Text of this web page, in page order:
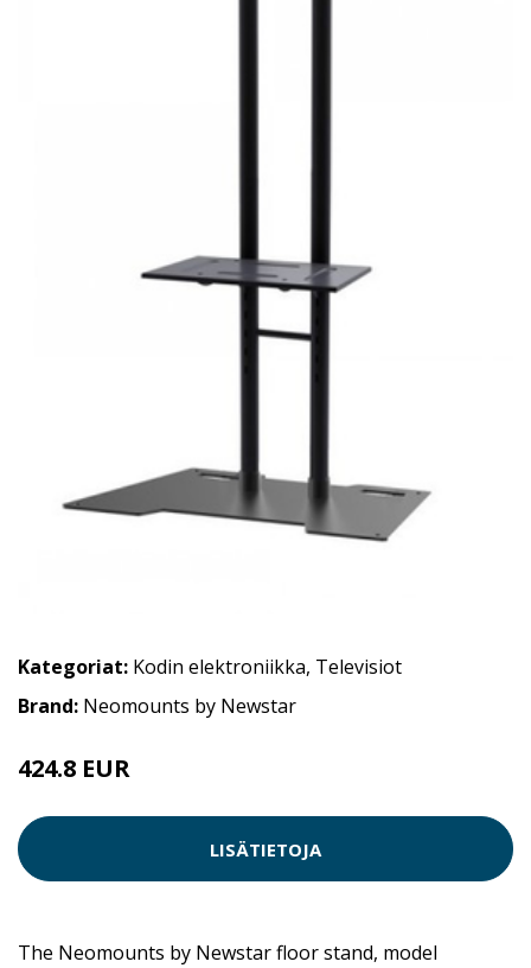
Kategoriat: Kodin elektroniikka, Televisiot
Brand: Neomounts by Newstar
424.8 EUR
LISÄTIETOJA
The Neomounts by Newstar floor stand, model